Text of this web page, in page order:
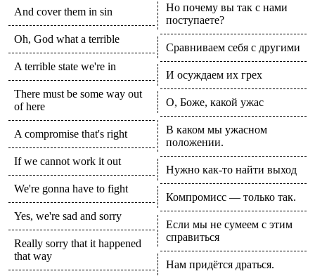
And cover them in sin
Oh, God what a terrible
A terrible state we're in
There must be some way out
of here
A compromise that's right
If we cannot work it out
We're gonna have to fight
Yes, we're sad and sorry
Really sorry that it happened
that way
Но почему вы так с нами
поступаете?
Сравниваем себя с другими
И осуждаем их грех
О, Боже, какой ужас
В каком мы ужасном
положении.
Нужно как-то найти выход
Компромисс — только так.
Если мы не сумеем с этим
справиться
Нам придётся драться.